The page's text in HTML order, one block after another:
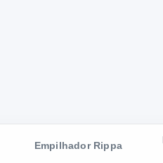
Empilhador Rippa